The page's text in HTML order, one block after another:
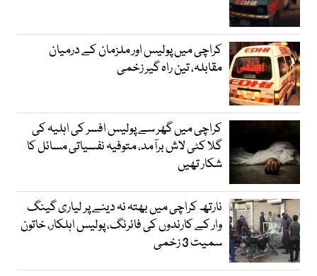
کراچی میں پولیس اور ملزمان کے درمیان
مقابلہ، تین راہ گیر زخمی
کراچی میں گھر سے پولیس افسر کی اہلیہ کی
گلا کٹی لاش برآمد، متوفیہ نفسیاتی مسائل کا
شکار تھیں
نارتھ کراچی میں بھتہ نہ دینے پر لیاری گینگ
وار کے کارندوں کی فائرنگ، پولیس اہلکار، خاتون
سمیت 3 زخمی